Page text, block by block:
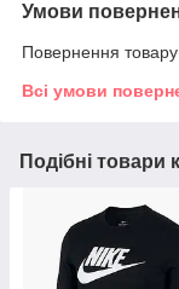
Умови
Повернення
Всі умови
Подібні товари